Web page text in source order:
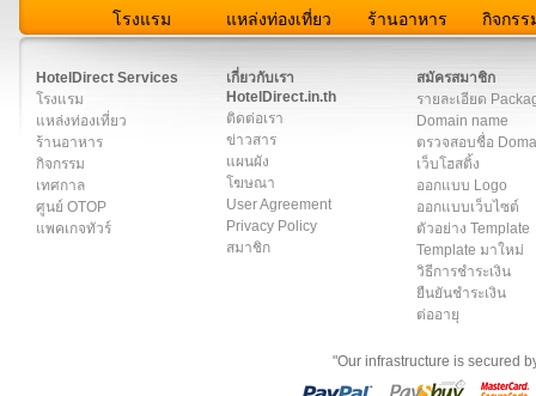
โรงแรม แหล่งท่องเที่ยว ร้านอาหาร กิจกรร
HotelDirect Services
โรงแรม
แหล่งท่องเที่ยว
ร้านอาหาร
กิจกรรม
เทศกาล
ศูนย์ OTOP
แพคเกจทัวร์
เกี่ยวกับเรา
HotelDirect.in.th
ติดต่อเรา
ข่าวสาร
แผนผัง
โฆษณา
User Agreement
Privacy Policy
สมาชิก
สมัครสมาชิก
รายละเอียด
Domain name
ตรวจสอบชื่อ
เว็บโฮสติ้ง
ออกแบบ Logo
ออกแบบเว็บไซต์
ตัวอย่าง Template
Template มาใหม่
วิธีการชำระเงิน
ยืนยันชำระเงิน
ต่ออายุ
"Our infrastructure is secured